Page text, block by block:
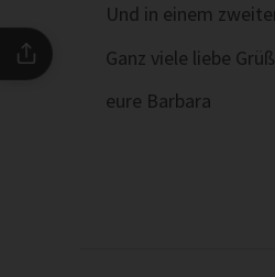
Und in einem
Ganz viele liebe
eure Barbara